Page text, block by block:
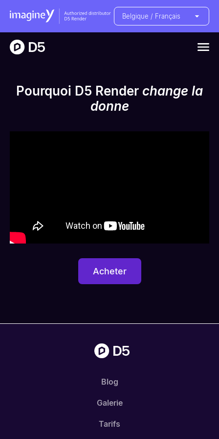
Belgique / Français
Pourquoi D5 Render change la
donne
Acheter
Blog
Galerie
Tarifs